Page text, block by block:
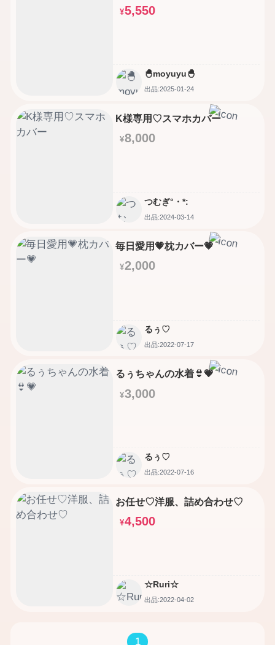
¥5,550
🐣moyuyu🐣
出品:2025-01-24
K様専用♡スマホカバー
¥8,000
つむぎ°・*:
出品:2024-03-14
毎日愛用💗枕カバー💗
¥2,000
るぅ♡
出品:2022-07-17
るぅちゃんの水着👙💗
¥3,000
るぅ♡
出品:2022-07-16
お任せ♡洋服、詰め合わせ♡
¥4,500
☆Ruri☆
出品:2022-04-02
1